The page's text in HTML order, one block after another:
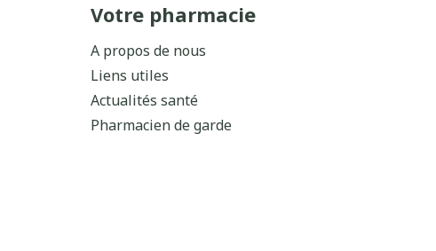
Votre pharmacie
A propos de nous
Liens utiles
Actualités santé
Pharmacien de garde